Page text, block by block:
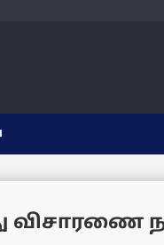
விசாரணை